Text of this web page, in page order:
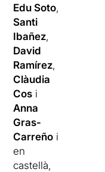
Edu Soto,
Santi
Ibañez,
David
Ramírez,
Clàudia
Cos i
Anna
Gras-
Carreño i
en
castellà,